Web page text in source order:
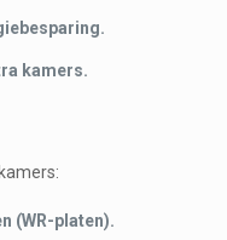
kamers.
(WR-platen).